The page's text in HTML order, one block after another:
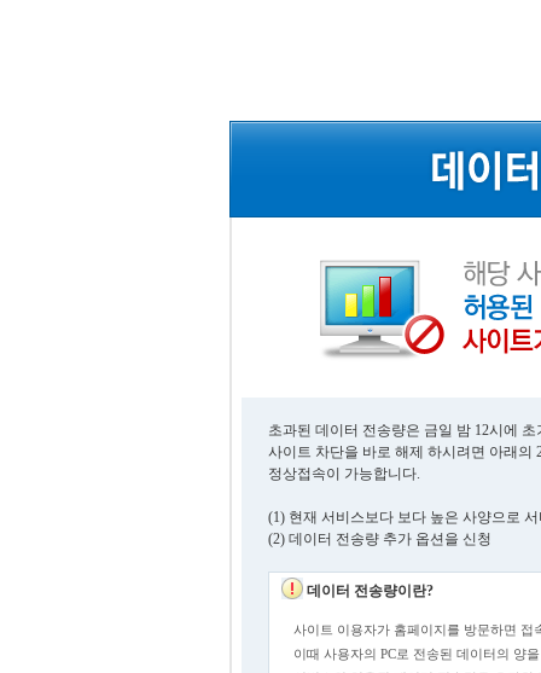
초과된 데이터 전송량은 금일 밤 12시에
사이트 차단을 바로 해제 하시려면 아래의
정상접속이 가능합니다.
(1) 현재 서비스보다 보다 높은 사양으로
(2) 데이터 전송량 추가 옵션을 신청
데이터 전송량이란?
사이트 이용자가 홈페이지를 방문하면 접
이때 사용자의 PC로 전송된 데이터의 양